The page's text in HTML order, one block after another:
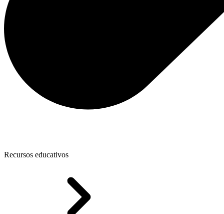
Recursos educativos